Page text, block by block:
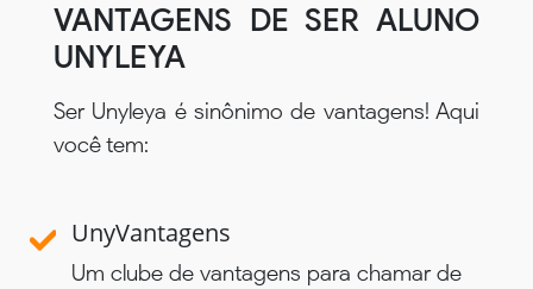
VANTAGENS DE SER ALUNO
UNYLEYA
Ser Unyleya é sinônimo de vantagens! Aqui
você tem:
UnyVantagens
Um clube de vantagens para chamar de